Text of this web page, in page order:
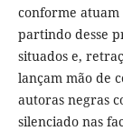
conforme atuam
partindo desse
situados e,
lançam mão de
autoras negras
silenciado nas